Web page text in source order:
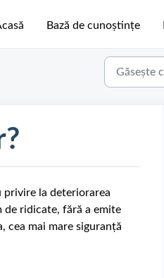
Bază de cunoștințe
privire la deteriorarea
ridicate, fără a emite
cea mai mare siguranță